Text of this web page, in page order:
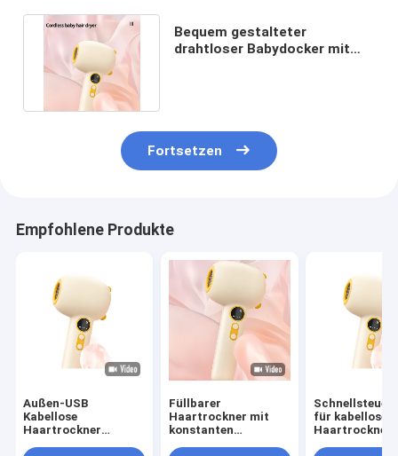
Bequem gestalteter
drahtloser Babydocker mit
Fortsetzen
Empfohlene Produkte
Außen-USB
Kabellose
Haartrockner
Füllbarer
Haartrockner mit
konstanten
für kabellose
Haartrockner